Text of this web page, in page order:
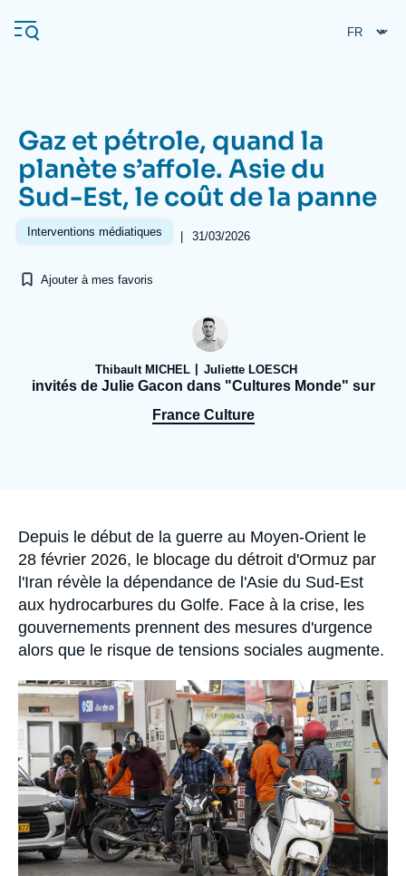
au
contenu
Navigation
principale
L'Ifri
Se connecter
À propos de l'Ifri
Proche-Orient
Gaz et pétrole, quand la
planète s’affole. Asie du
Sud-Est, le coût de la panne
Interventions médiatiques | 31/03/2026
Ajouter à mes favoris
Thibault MICHEL Juliette LOESCH
invités de Julie Gacon dans "Cultures Monde" sur
France Culture
Accroche
Depuis le début de la guerre au Moyen-Orient le
28 février 2026, le blocage du détroit d'Ormuz par
l'Iran révèle la dépendance de l'Asie du Sud-Est
aux hydrocarbures du Golfe. Face à la crise, les
gouvernements prennent des mesures d'urgence
alors que le risque de tensions sociales augmente.
Image
principale
médiatique